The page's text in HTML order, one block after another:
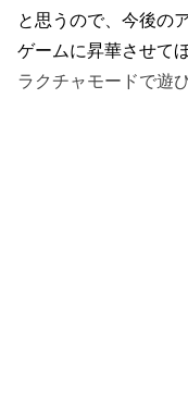
と思うので、今後の
ゲームに昇華させて
ラクチャモードで遊